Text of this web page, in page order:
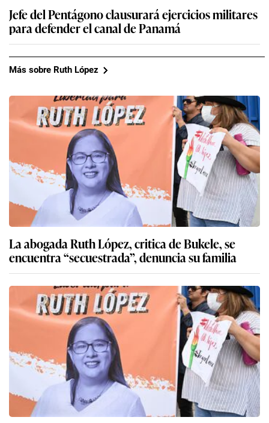
Jefe del Pentágono clausurará ejercicios militares
para defender el canal de Panamá
Más sobre Ruth López
La abogada Ruth López, critica de Bukele, se
encuentra “secuestrada”, denuncia su familia